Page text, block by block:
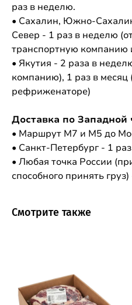
раз в неделю.
• Сахалин, Южно-
Север - 1 раз в неделю
транспортную компанию
• Якутия - 2 раза в
компанию), 1 раз в месяц
рефриженаторе)
Доставка по Западной
• Маршрут М7 и М5 до
• Санкт-Петербург - 1
• Любая точка России
способного принять
Смотрите также